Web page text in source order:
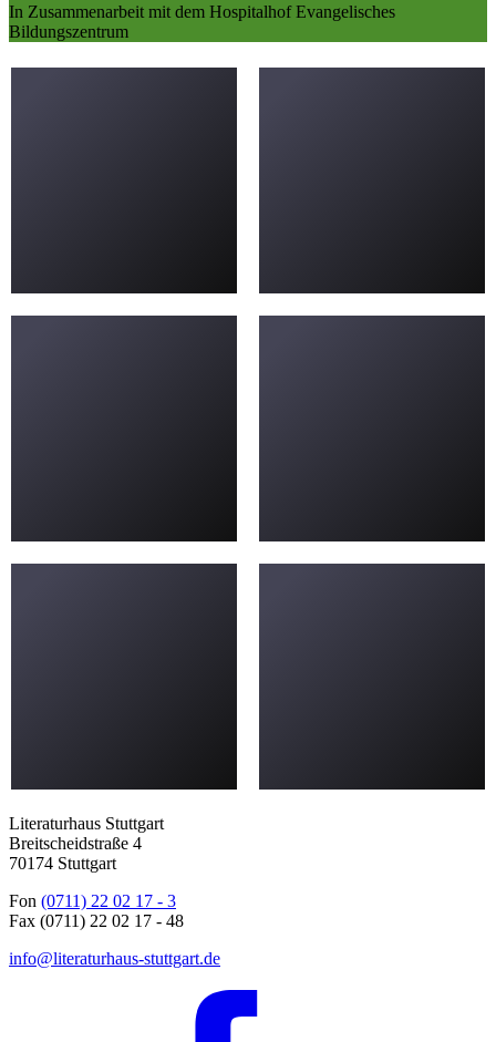
In Zusammenarbeit mit dem Hospitalhof Evangelisches
Bildungszentrum
Literaturhaus Stuttgart
Breitscheidstraße 4
70174 Stuttgart
Fon (0711) 22 02 17 - 3
Fax (0711) 22 02 17 - 48
info@literaturhaus-stuttgart.de